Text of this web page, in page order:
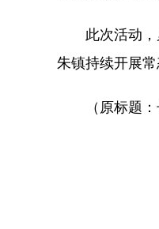
此次活动，
朱镇持续开展
（原标题：